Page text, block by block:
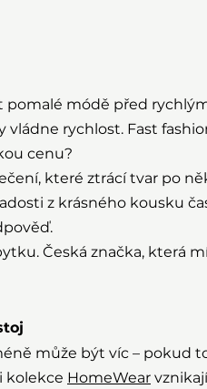
pomalé módě před
vládne rychlost. Fast
cenu?
které ztrácí tvar po
z krásného kousku
Česká značka, která
může být víc – pokud
kolekce HomeWear